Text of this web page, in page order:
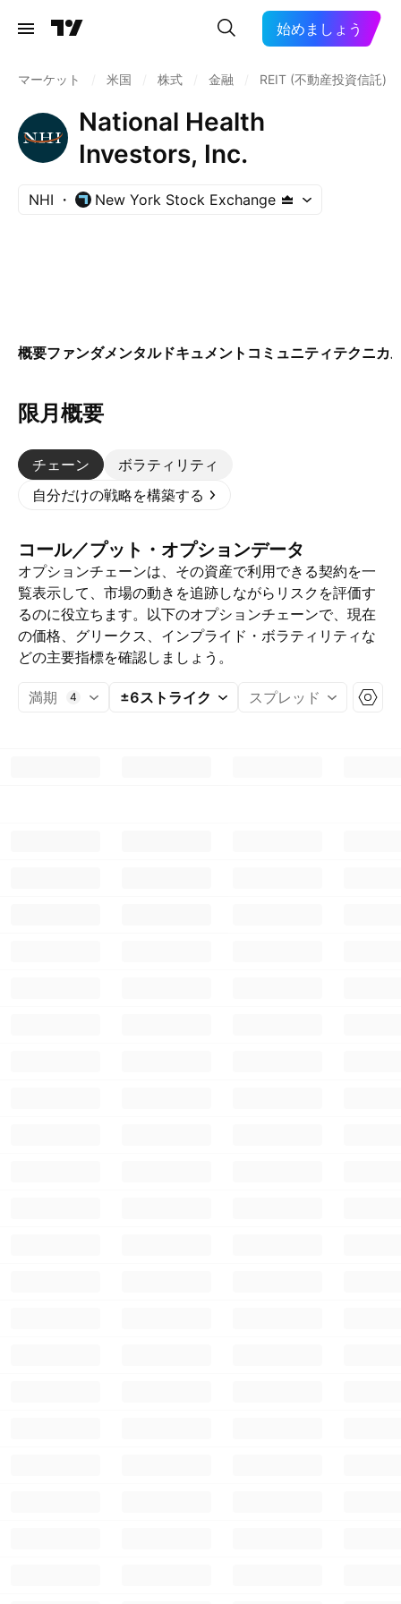
始めましょう
マーケット 米国 株式 金融 REIT (不動産投資信託)
National Health
Investors, Inc.
NHI New York Stock Exchange
概要ファンダメンタルドキュメント コミュニティテクニカ
限月概要
チェーン
ボラティリティ
自分だけの戦略を構築する
コール／プット・オプションデータ
オプションチェーンは、その資産で利用できる契約を一
覧表示して、市場の動きを追跡しながらリスクを評価す
るのに役立ちます。以下のオプションチェーンで、現在
の価格、グリークス、インプライド・ボラティリティな
どの主要指標を確認しましょう。
満期 4 ±6ストライク スプレッド